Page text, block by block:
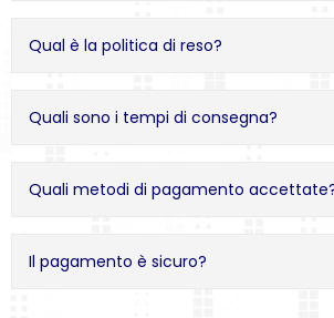
Qual è la politica di reso?
Quali sono i tempi di consegna?
Quali metodi di pagamento
Il pagamento è sicuro?